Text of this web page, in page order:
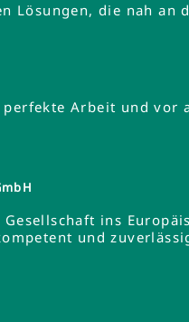
Lösungen, die nah an
Arbeit und
ins
und